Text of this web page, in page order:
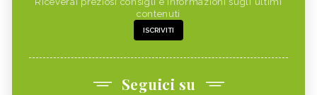
contenuti
ISCRIVITI
Seguici su